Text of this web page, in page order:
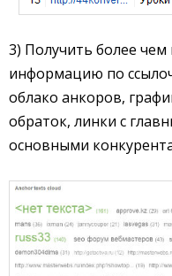
3) Получить более
информацию по
облако анкоров,
обраток, линки с
основными